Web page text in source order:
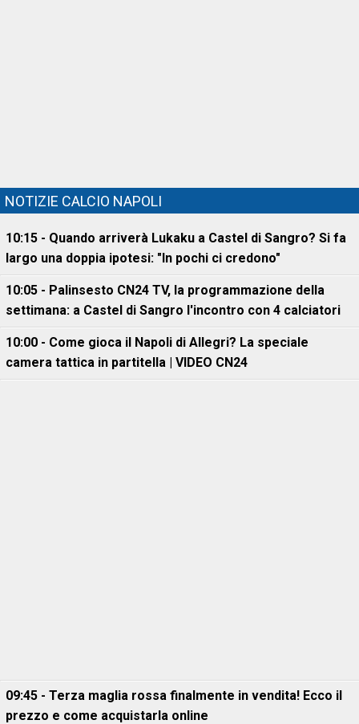
NOTIZIE CALCIO NAPOLI
10:15 - Quando arriverà Lukaku a Castel di Sangro? Si fa
largo una doppia ipotesi: "In pochi ci credono"
10:05 - Palinsesto CN24 TV, la programmazione della
settimana: a Castel di Sangro l'incontro con 4 calciatori
10:00 - Come gioca il Napoli di Allegri? La speciale
camera tattica in partitella | VIDEO CN24
09:45 - Terza maglia rossa finalmente in vendita! Ecco il
prezzo e come acquistarla online